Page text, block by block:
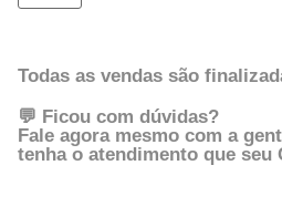
Todas as vendas são
💬 Ficou com dúvidas?
Fale agora mesmo com a
tenha o atendimento que seu